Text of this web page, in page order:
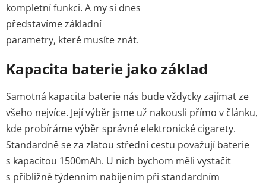
kompletní funkci. A my si dnes
představíme základní
parametry, které musíte znát.
Kapacita baterie jako základ
Samotná kapacita baterie nás bude vždycky zajímat ze
všeho nejvíce. Její výběr jsme už nakousli přímo v článku,
kde probíráme výběr správné elektronické cigarety.
Standardně se za zlatou střední cestu považují baterie
s kapacitou 1500mAh. U nich bychom měli vystačit
s přibližně týdenním nabíjením při standardním